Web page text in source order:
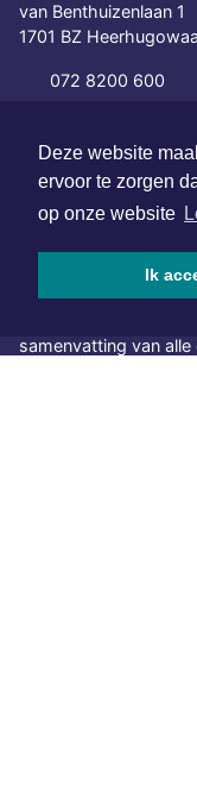
Deze website
ervoor te zorgen
op onze website
Ik
van Benthuizenlaan 1
1701 BZ
072 8200 600
www.xyto.nl
SOCIAL MEDIA
NIEUWSBRIEF
Schrijf je in voor
samenvatting van